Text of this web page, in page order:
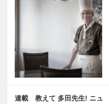
連載 教えて 多田先生! ニュ